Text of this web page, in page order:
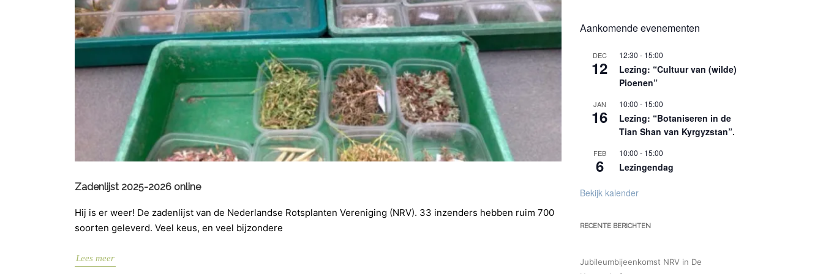
Zadenlijst 2025-2026 online
Hij is er weer! De zadenlijst van de Nederlandse Rotsplanten Vereniging (NRV). 33 inzenders hebben ruim 700
soorten geleverd. Veel keus, en veel bijzondere
Lees meer
Aankomende evenementen
DEC
12
12:30 - 15:00
Lezing: “Cultuur van (wilde)
Pioenen”
JAN
16
10:00 - 15:00
Lezing: “Botaniseren in de
Tian Shan van Kyrgyzstan”.
FEB
6
10:00 - 15:00
Lezingendag
Bekijk kalender
RECENTE BERICHTEN
Jubileumbijeenkomst NRV in De